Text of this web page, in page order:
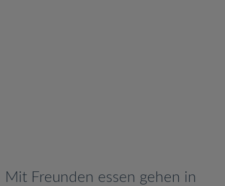
Mit Freunden essen gehen in